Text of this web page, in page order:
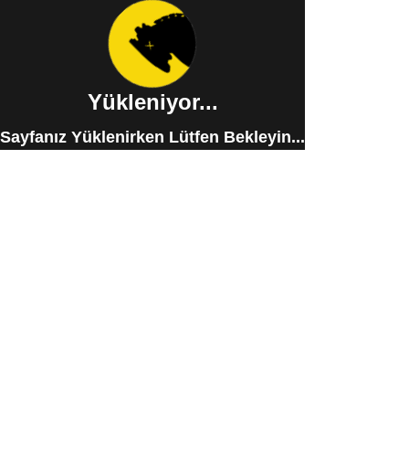
Yükleniyor...
Sayfanız Yüklenirken Lütfen Bekleyin...